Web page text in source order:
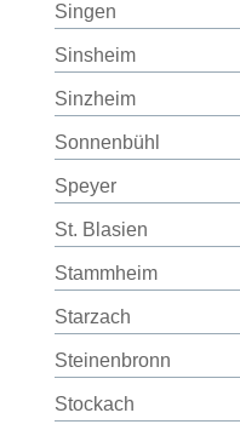
Singen
Sinsheim
Sinzheim
Sonnenbühl
Speyer
St. Blasien
Stammheim
Starzach
Steinenbronn
Stockach